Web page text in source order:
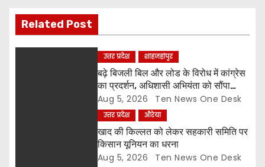
i
g
Related Post
उत्तर प्रदेश शाहजहांपुर
बढ़े बिजली बिल और लोड के विरोध में कांग्रेस
का प्रदर्शन, अधिशासी अभियंता को सौंपा
ज्ञापन
Aug 5, 2026 Ten News One Desk
उत्तर प्रदेश औरेया
खाद की किल्लत को लेकर सहकारी समिति पर
किसान यूनियन का धरना
Aug 5, 2026 Ten News One Desk